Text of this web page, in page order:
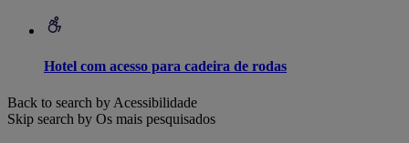
Hotel com acesso para cadeira de rodas
Back to search by Acessibilidade
Skip search by Os mais pesquisados